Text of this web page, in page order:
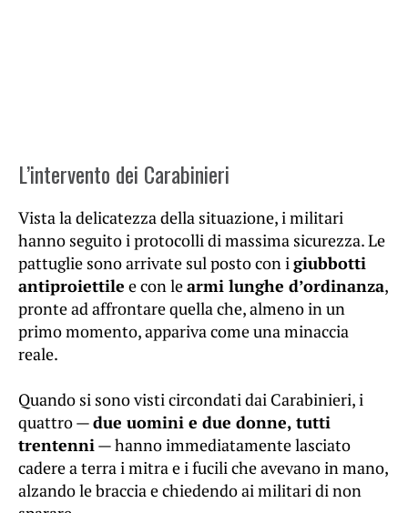
L’intervento dei Carabinieri
Vista la delicatezza della situazione, i militari
hanno seguito i protocolli di massima sicurezza. Le
pattuglie sono arrivate sul posto con i giubbotti
antiproiettile e con learmi lunghe d’ordinanza,
pronte ad affrontare quella che, almeno in un
primo momento, appariva come una minaccia
reale.
Quando si sono visti circondati dai Carabinieri, i
quattro —due uomini e due donne, tutti
trentenni — hanno immediatamente lasciato
cadere a terra i mitra e i fucili che avevano in mano,
alzando le braccia e chiedendo ai militari di non